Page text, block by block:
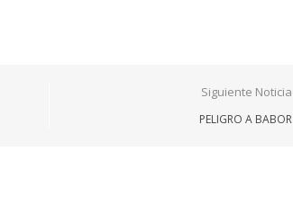
Siguiente Noticia
PELIGRO A BABOR